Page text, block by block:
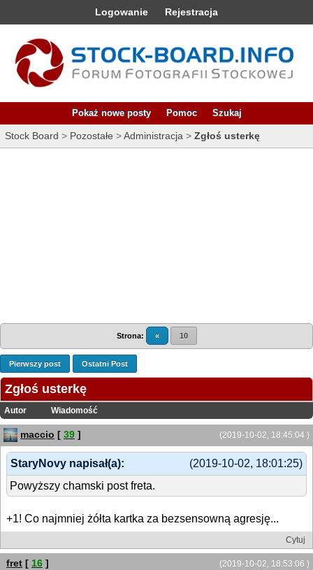
Logowanie Rejestracja
Pokaż nowe posty Pomoc Szukaj
Stock Board > Pozostałe >Administracja > Zgłoś usterkę
Strona: « 10
Pierwszy post Ostatni Post
Zgłoś usterkę
Autor Wiadomość
(2019-10-02, 18:45:04 )
maccio [ 39 ]
(2019-10-02, 18:01:25)
StaryNovy napisał(a):
Powyższy chamski post freta.
+1! Co najmniej żółta kartka za bezsensowną agresję...
Cytuj
(2019-10-02, 18:53:06 )
fret [ 16 ]